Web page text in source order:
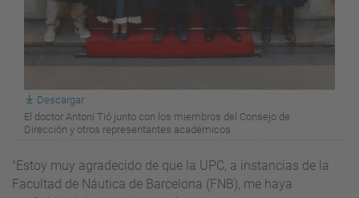
Descargar
El doctor Antoni Tió junto con los miembros del Consejo de
Dirección y otros representantes académicos
"Estoy muy agradecido de que la UPC, a instancias de la
Facultad de Náutica de Barcelona (FNB), me haya